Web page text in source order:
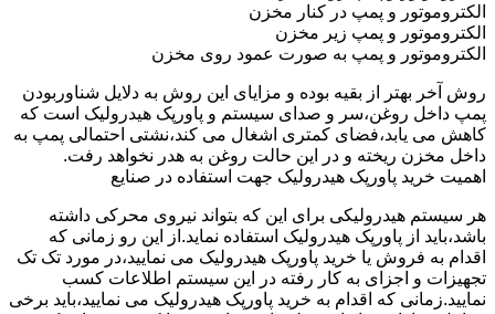
الکتروموتور و پمپ در کنار مخزن
الکتروموتور و پمپ زیر مخزن
الکتروموتور و پمپ به صورت عمود روی مخزن
روش آخر بهتر از بقیه بوده و مزایای این روش به دلایل شناوربودن
پمپ داخل روغن،سر و صدای سیستم و پاورپک هیدرولیک است که
کاهش می یابد،فضای کمتری اشغال می کند،نشتی احتمالی پمپ به
داخل مخزن ریخته و در این حالت روغن به هدر نخواهد رفت.
اهمیت خرید پاورپک هیدرولیک جهت استفاده در صنایع
هر سیستم هیدرولیکی برای این که بتواند نیروی محرکی داشته
باشد،باید از پاورپک هیدرولیک استفاده نماید.از این رو زمانی که
اقدام به فروش یا خرید پاورپک هیدرولیک می نمایید،در مورد تک تک
تجهیزات و اجزای به کار رفته در این سیستم اطلاعات کسب
نمایید.زمانی که اقدام به خرید پاورپک هیدرولیک می نمایید،باید برخی